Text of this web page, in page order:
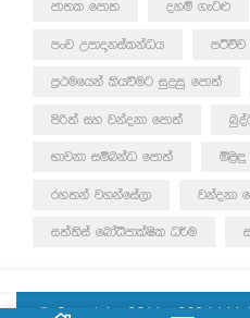
ජාතක පොත දහම් ගැටළු
පංච උපාදානස්කන්ධය පටිච්ච
ප්‍රථමයෙන් කියවීමට සුදුසු පොත්
පිරිත් සහ වන්දනා පොත්
භාවනා සම්බන්ධ පොත් මිළිඳු
රහතන් වහන්සේලා වන්දනා
සත්තිස් බෝධිපාක්ෂික ධර්ම
© Copyright 2011 – 2024 |